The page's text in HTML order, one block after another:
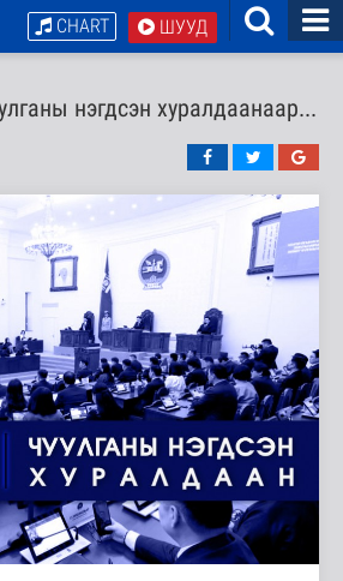
ШУУД
CHART
нэгдсэн хуралдаанаар...